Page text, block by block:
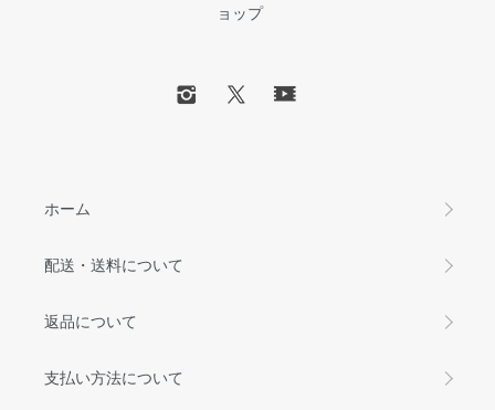
ョップ
ホーム
配送・送料について
返品について
支払い方法について